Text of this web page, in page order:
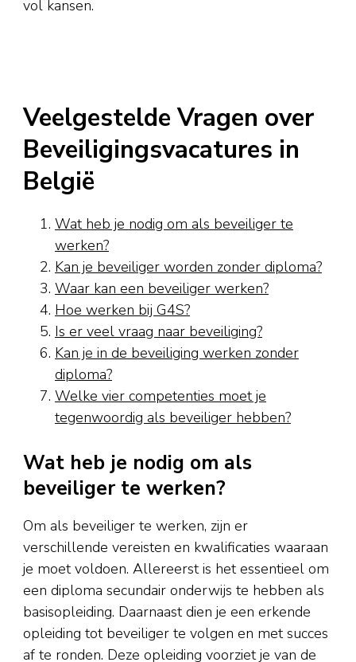
vol kansen.
Veelgestelde Vragen over
Beveiligingsvacatures in
België
Wat heb je nodig om als beveiliger te
werken?
Kan je beveiliger worden zonder diploma?
Waar kan een beveiliger werken?
Hoe werken bij G4S?
Is er veel vraag naar beveiliging?
Kan je in de beveiliging werken zonder
diploma?
Welke vier competenties moet je
tegenwoordig als beveiliger hebben?
Wat heb je nodig om als
beveiliger te werken?
Om als beveiliger te werken, zijn er
verschillende vereisten en kwalificaties waaraan
je moet voldoen. Allereerst is het essentieel om
een diploma secundair onderwijs te hebben als
basisopleiding. Daarnaast dien je een erkende
opleiding tot beveiliger te volgen en met succes
af te ronden. Deze opleiding voorziet je van de